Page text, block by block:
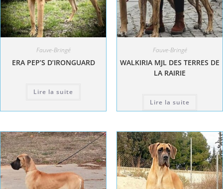
Fauve-Bringé
ERA PEP’S D’IRONGUARD
Lire la suite
Fauve-Bringé
WALKIRIA MJL DES TERRES DE
LA RAIRIE
Lire la suite